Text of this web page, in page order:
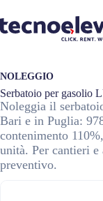
NOLEGGIO
Serbatoio per
Noleggia il
Bari e in Puglia:
contenimento
unità. Per cantieri
preventivo.